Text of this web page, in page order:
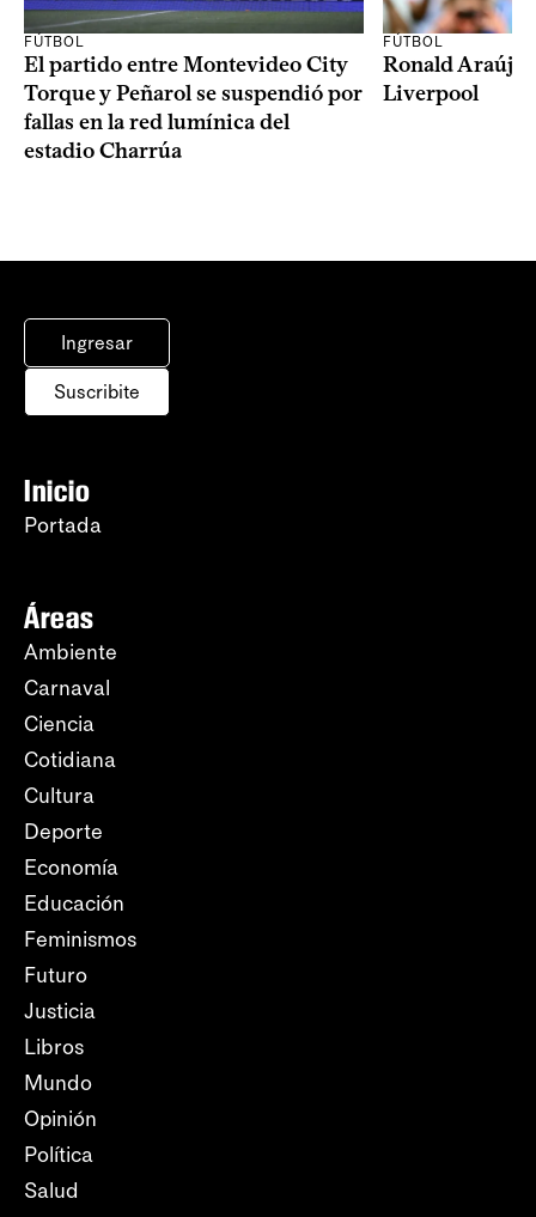
FÚTBOL
El partido entre Montevideo City
Torque y Peñarol se suspendió por
fallas en la red lumínica del
estadio Charrúa
FÚTBOL
Ronald Araújo
Liverpool
Ingresar
Suscribite
Inicio
Portada
Áreas
Ambiente
Carnaval
Ciencia
Cotidiana
Cultura
Deporte
Economía
Educación
Feminismos
Futuro
Justicia
Libros
Mundo
Opinión
Política
Salud